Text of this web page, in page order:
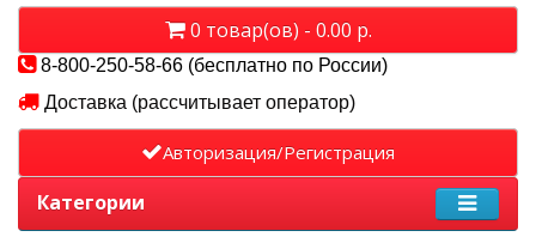
0 товар(ов) - 0.00 р.
8-800-250-58-66 (бесплатно по России)
Доставка (рассчитывает оператор)
Авторизация/Регистрация
Категории